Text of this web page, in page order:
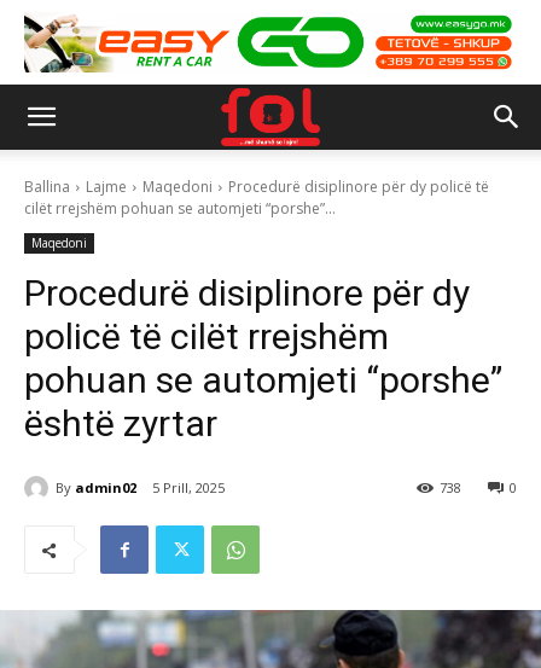
Ballina Lajme Maqedoni
Procedurë disiplinore për dy policë të
cilët rrejshëm pohuan se automjeti “porshe”...
Maqedoni
Procedurë disiplinore për dy
policë të cilët rrejshëm
pohuan se automjeti “porshe”
është zyrtar
By admin02 5 Prill, 2025 0
738